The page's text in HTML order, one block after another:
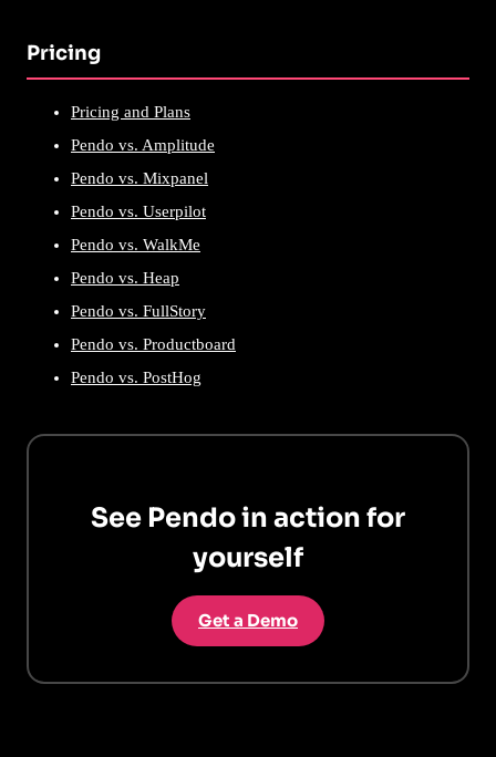
Pricing
Pricing and Plans
Pendo vs. Amplitude
Pendo vs. Mixpanel
Pendo vs. Userpilot
Pendo vs. WalkMe
Pendo vs. Heap
Pendo vs. FullStory
Pendo vs. Productboard
Pendo vs. PostHog
See Pendo in action for
yourself
Get a Demo